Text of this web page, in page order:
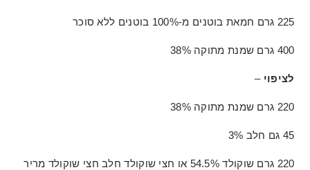
225 גרם חמאת בוטנים מ-100% בוטנים ללא סוכר
400 גרם שמנת מתוקה 38%
לציפוי –
220 גרם שמנת מתוקה 38%
45 גם חלב 3%
220 גרם שוקולד 54.5% או חצי שוקולד חלב חצי שוקולד מריר